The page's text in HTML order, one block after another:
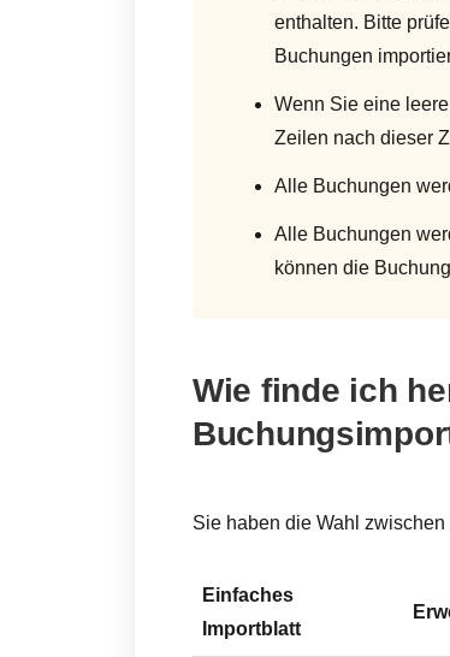
enthalten. Bitte
Buchungen
Wenn Sie eine
Zeilen nach dieser
Alle Buchungen
Alle Buchungen
können die
Wie finde ich
Sie haben die Wahl
Einfaches
Importblatt